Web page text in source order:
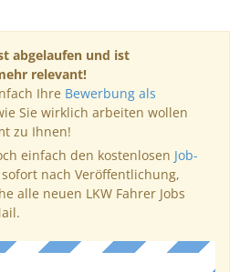
abgelaufen und ist
relevant!
Ihre Bewerbung als
Sie wirklich arbeiten wollen
zu Ihnen!
einfach den kostenlosen Job-
nach Veröffentlichung,
alle neuen LKW Fahrer Jobs